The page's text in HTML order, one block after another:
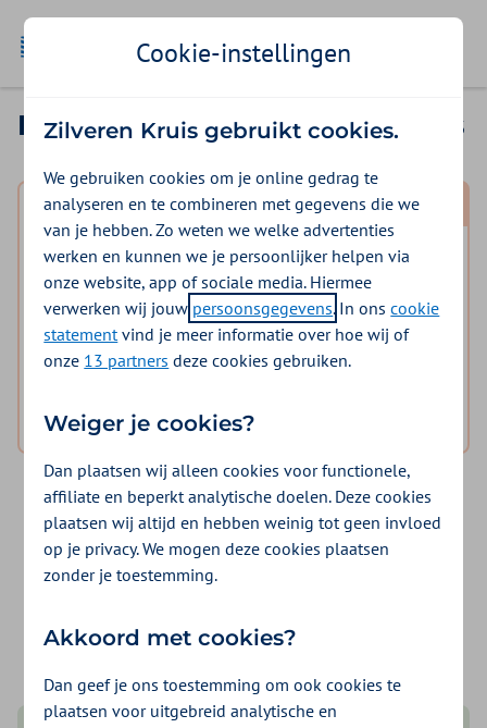
Ga naar de homepage
Inloggen in Mijn Zilveren Kruis
Mijn polis
Inloggen voor mijzelf en eventuele meeverzekerde
logo digid
Inloggen Mijn Zilveren Kruis
Inloggen voor iemand anders
Je hebt hiervoor eenDigiD machtiging nodig. Je
vraagt deze aan bijDigiD
logo digid
Inloggen met DigiD machtiging
Cookie-instellingen
Zilveren Kruis gebruikt cookies.
We gebruiken cookies om je online gedrag te
analyseren en te combineren met gegevens die we
van je hebben. Zo weten we welke advertenties
werken en kunnen we je persoonlijker helpen via
onze website, app of sociale media. Hiermee
verwerken wij jouw persoonsgegevens. In onscookie
statementvind je meer informatie over hoe wij of
onze 13 partners deze cookies gebruiken.
Weiger je cookies?
Dan plaatsen wij alleen cookies voor functionele,
affiliate en beperkt analytische doelen. Deze cookies
plaatsen wij altijd en hebben weinig tot geen invloed
op je privacy. We mogen deze cookies plaatsen
zonder je toestemming.
Akkoord met cookies?
Dan geef je ons toestemming om ook cookies te
plaatsen voor uitgebreid analytische en